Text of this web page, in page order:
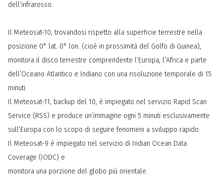
dell’infrarosso.
Il Meteosat-10, trovandosi rispetto alla superficie terrestre nella
posizione 0° lat. 0° lon. (cioè in prossimità del Golfo di Guinea),
monitora il disco terrestre comprendente l’Europa, l’Africa e parte
dell’Oceano Atlantico e Indiano con una risoluzione temporale di 15
minuti.
Il Meteosat-11, backup del 10, è impiegato nel servizio Rapid Scan
Service (RSS) e produce un’immagine ogni 5 minuti esclusivamente
sull’Europa con lo scopo di seguire fenomeni a sviluppo rapido.
Il Meteosat-9 è impiegato nel servizio di Indian Ocean Data
Coverage (IODC) e
monitora una porzione del globo più orientale.